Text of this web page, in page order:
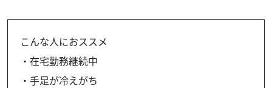
こんな人におススメ
・在宅勤務継続中
・手足が冷えがち